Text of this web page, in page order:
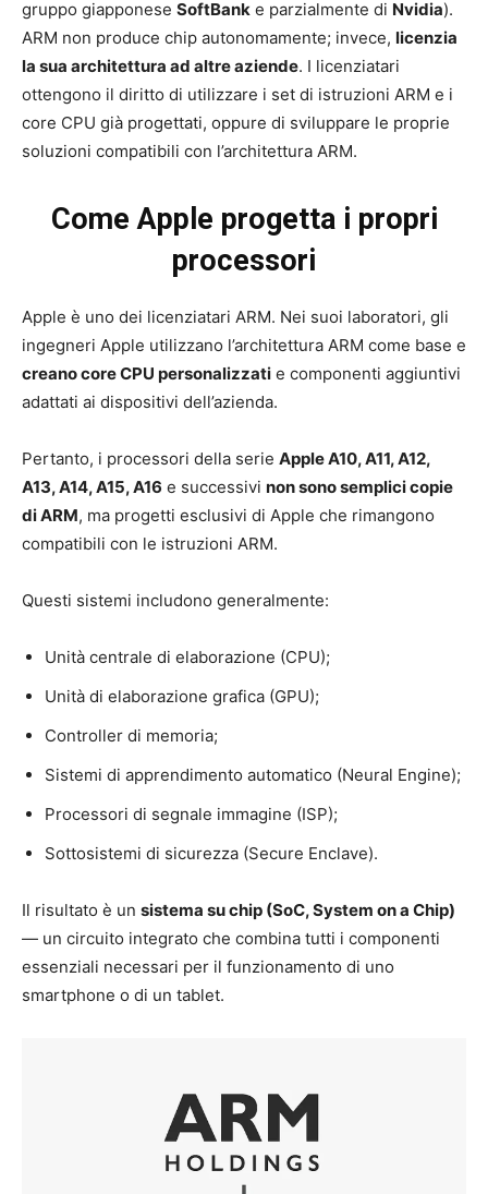
gruppo giapponese SoftBank e parzialmente di Nvidia).
ARM non produce chip autonomamente; invece, licenzia
la sua architettura ad altre aziende. I licenziatari
ottengono il diritto di utilizzare i set di istruzioni ARM e i
core CPU già progettati, oppure di sviluppare le proprie
soluzioni compatibili con l’architettura ARM.
Come Apple progetta i propri
processori
Apple è uno dei licenziatari ARM. Nei suoi laboratori, gli
ingegneri Apple utilizzano l’architettura ARM come base e
creano core CPU personalizzati e componenti aggiuntivi
adattati ai dispositivi dell’azienda.
Pertanto, i processori della serie Apple A10, A11, A12,
A13, A14, A15, A16 e successivi non sono semplici copie
di ARM, ma progetti esclusivi di Apple che rimangono
compatibili con le istruzioni ARM.
Questi sistemi includono generalmente:
Unità centrale di elaborazione (CPU);
Unità di elaborazione grafica (GPU);
Controller di memoria;
Sistemi di apprendimento automatico (Neural Engine);
Processori di segnale immagine (ISP);
Sottosistemi di sicurezza (Secure Enclave).
Il risultato è un sistema su chip (SoC, System on a Chip)
— un circuito integrato che combina tutti i componenti
essenziali necessari per il funzionamento di uno
smartphone o di un tablet.